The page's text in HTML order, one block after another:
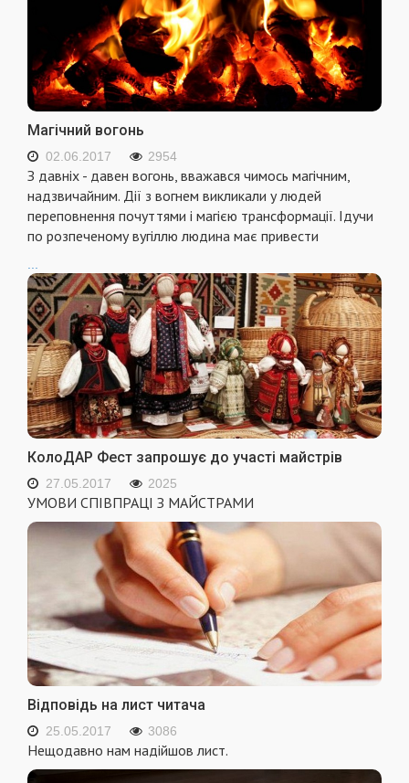
Магічний вогонь
02.06.2017 2954
З давніх - давен вогонь, вважався чимось магічним,
надзвичайним. Дії з вогнем викликали у людей
переповнення почуттями і магією трансформації. Ідучи
по розпеченому вугіллю людина має привести
КолоДАР Фест запрошує до участі майстрів
27.05.2017 2025
УМОВИ СПІВПРАЦІ З МАЙСТРАМИ
Відповідь на лист читача
25.05.2017 3086
Нещодавно нам надійшов лист.